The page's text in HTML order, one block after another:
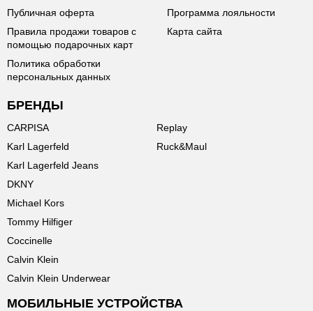
Публичная оферта
Правила продажи товаров с
помощью подарочных карт
Политика обработки
персональных данных
Программа лояльности
Карта сайта
БРЕНДЫ
CARPISA
Karl Lagerfeld
Karl Lagerfeld Jeans
DKNY
Michael Kors
Tommy Hilfiger
Coccinelle
Calvin Klein
Calvin Klein Underwear
Replay
Ruck&Maul
МОБИЛЬНЫЕ УСТРОЙСТВА